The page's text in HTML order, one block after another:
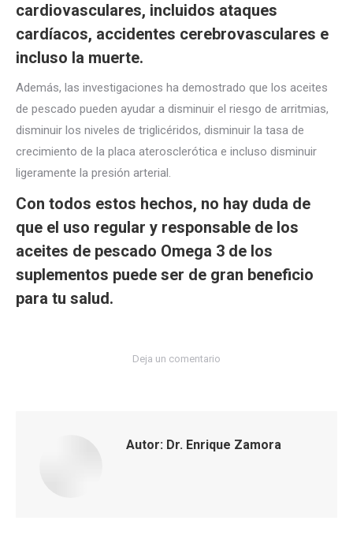
cardiovasculares, incluidos ataques
cardíacos, accidentes cerebrovasculares e
incluso la muerte.
Además, las investigaciones ha demostrado que los aceites
de pescado pueden ayudar a disminuir el riesgo de arritmias,
disminuir los niveles de triglicéridos, disminuir la tasa de
crecimiento de la placa aterosclerótica e incluso disminuir
ligeramente la presión arterial.
Con todos estos hechos, no hay duda de
que el uso regular y responsable de los
aceites de pescado Omega 3 de los
suplementos puede ser de gran beneficio
para tu salud.
Deja un comentario
Autor: Dr. Enrique Zamora